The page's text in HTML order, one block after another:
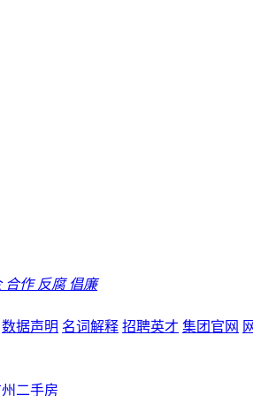
合作 反腐 倡廉
数据声明 名词解释 招聘英才 集团官网
二手房